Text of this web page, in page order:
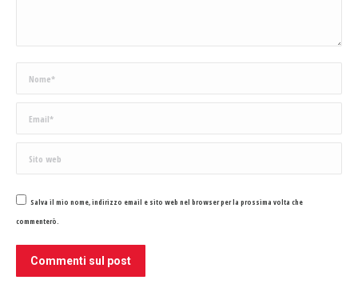
Nome *
Email *
Sito web
Salva il mio nome, indirizzo email e sito web nel browser per la prossima volta che
commenterò.
Commenti sul post